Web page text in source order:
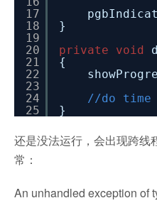
17
18
19
20
21
22
23
24
25
}
private
void
{
//do time
}
还是没法运行，会出现跨线
常：
An unhandled exception of